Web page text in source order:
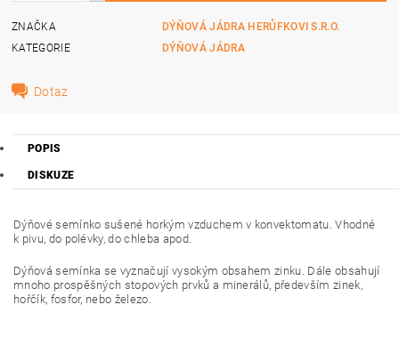
ZNAČKA
DÝŇOVÁ JÁDRA HERŮFKOVI S.R.O.
KATEGORIE
DÝŇOVÁ JÁDRA
Dotaz
POPIS
DISKUZE
Dýňové semínko sušené horkým vzduchem v konvektomatu. Vhodné
k pivu, do polévky, do chleba apod.
Dýňová semínka se vyznačují vysokým obsahem zinku. Dále obsahují
mnoho prospěšných stopových prvků a minerálů, především zinek,
hořčík, fosfor, nebo železo.